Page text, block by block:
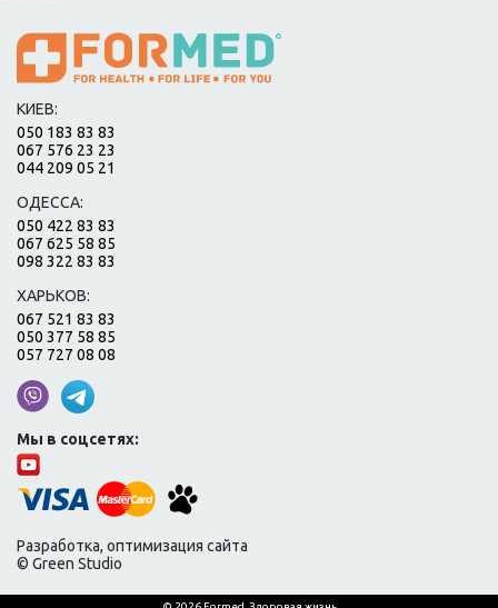
КИЕВ:
050 183 83 83
067 576 23 23
044 209 05 21
ОДЕССА:
050 422 83 83
067 625 58 85
098 322 83 83
ХАРЬКОВ:
067 521 83 83
050 377 58 85
057 727 08 08
Мы в соцсетях:
Разработка, оптимизация сайта
© Green Studio